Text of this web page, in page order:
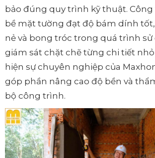
bảo đúng quy trình kỹ thuật. Công
bề mặt tường đạt độ bám dính
nẻ và bong tróc trong quá trình sử
giám sát chặt chẽ từng chi tiết
hiện sự chuyên nghiệp của
góp phần nâng cao độ bền và
bộ công trình.